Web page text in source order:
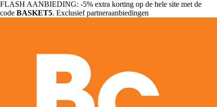
FLASH AANBIEDING: -5% extra korting op de hele site met de
code BASKET5. Exclusief partneraanbiedingen